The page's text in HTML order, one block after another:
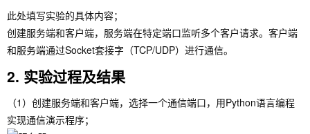
此处填写实验的具体内容；
创建服务端和客户端，服务端在特定端口监听多个客户请求。客户端
和服务端通过Socket套接字（TCP/UDP）进行通信。
2. 实验过程及结果
（1）创建服务端和客户端，选择一个通信端口，用Python语言编程
实现通信演示程序；